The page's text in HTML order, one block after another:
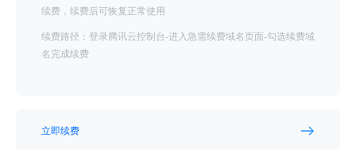
续费，续费后可恢复正常使用
续费路径：登录腾讯云控制台-进入急需续费域名页面-勾选续费域
名完成续费
立即续费